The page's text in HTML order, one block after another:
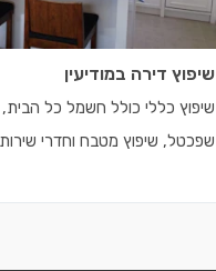
שיפוץ דירה במודיעין
שיפוץ כללי כולל חשמל כל
שפכטל, שיפוץ מטבח וחדרי